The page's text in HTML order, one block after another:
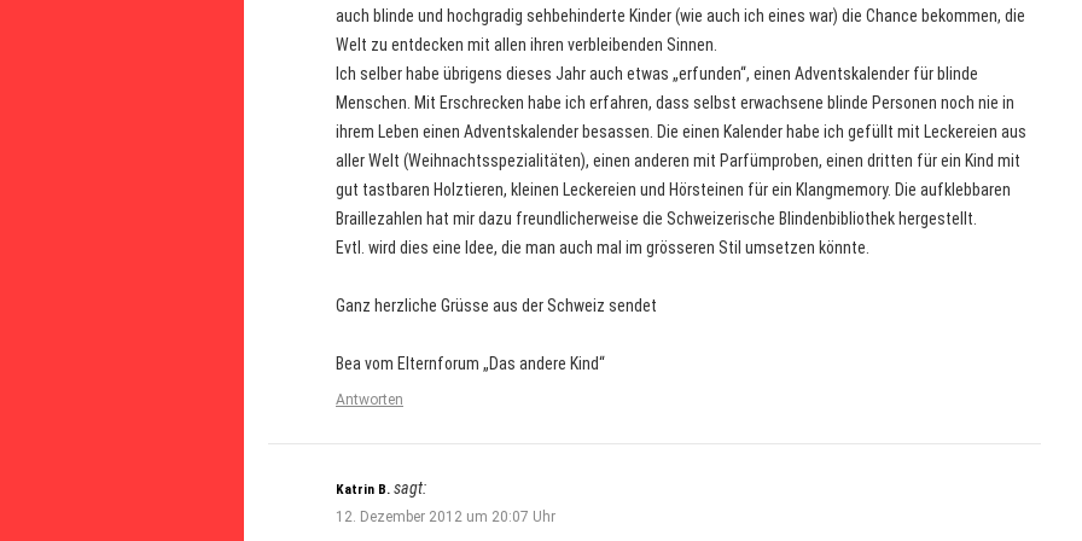
auch blinde und hochgradig sehbehinderte Kinder (wie auch ich eines war) die Chance bekommen, die
Welt zu entdecken mit allen ihren verbleibenden Sinnen.
Ich selber habe übrigens dieses Jahr auch etwas „erfunden“, einen Adventskalender für blinde
Menschen. Mit Erschrecken habe ich erfahren, dass selbst erwachsene blinde Personen noch nie in
ihrem Leben einen Adventskalender besassen. Die einen Kalender habe ich gefüllt mit Leckereien aus
aller Welt (Weihnachtsspezialitäten), einen anderen mit Parfümproben, einen dritten für ein Kind mit
gut tastbaren Holztieren, kleinen Leckereien und Hörsteinen für ein Klangmemory. Die aufklebbaren
Braillezahlen hat mir dazu freundlicherweise die Schweizerische Blindenbibliothek hergestellt.
Evtl. wird dies eine Idee, die man auch mal im grösseren Stil umsetzen könnte.
Ganz herzliche Grüsse aus der Schweiz sendet
Bea vom Elternforum „Das andere Kind“
Antworten
Katrin B. sagt:
12. Dezember 2012 um 20:07 Uhr